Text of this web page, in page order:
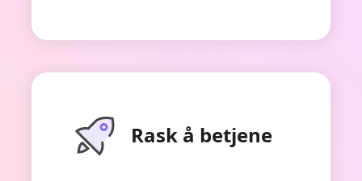
Rask å betjene